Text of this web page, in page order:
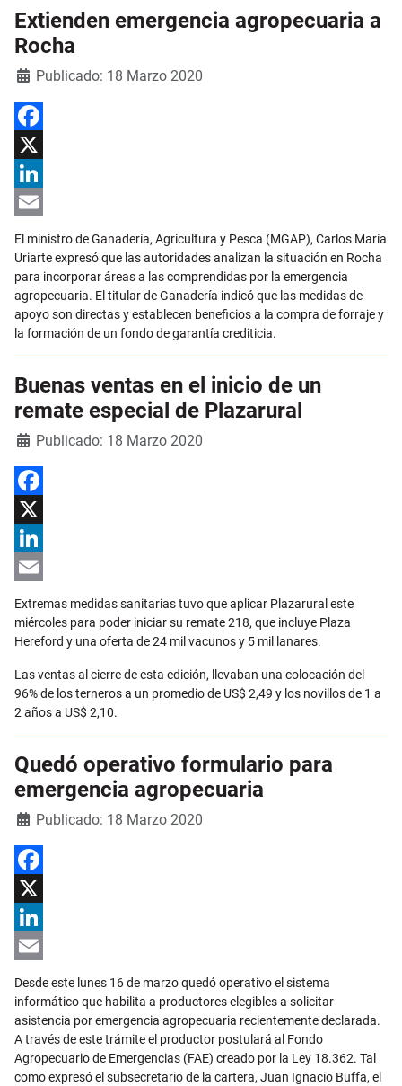
Extienden emergencia agropecuaria a
Rocha
DetallesPublicado: 18 Marzo 2020
Facebook
X
LinkedIn
Email
El ministro de Ganadería, Agricultura y Pesca (MGAP), Carlos María
Uriarte expresó que las autoridades analizan la situación en Rocha
para incorporar áreas a las comprendidas por la emergencia
agropecuaria. El titular de Ganadería indicó que las medidas de
apoyo son directas y establecen beneficios a la compra de forraje y
la formación de un fondo de garantía crediticia.
Buenas ventas en el inicio de un
remate especial de Plazarural
DetallesPublicado: 18 Marzo 2020
Facebook
X
LinkedIn
Extremas medidas sanitarias tuvo que aplicar Plazarural este
miércoles para poder iniciar su remate 218, que incluye Plaza
Hereford y una oferta de 24 mil vacunos y 5 mil lanares.
Las ventas al cierre de esta edición, llevaban una colocación del
96% de los terneros a un promedio de US$ 2,49 y los novillos de 1 a
2 años a US$ 2,10.
Quedó operativo formulario para
emergencia agropecuaria
DetallesPublicado: 18 Marzo 2020
Facebook
X
LinkedIn
Email
Desde este lunes 16 de marzo quedó operativo el sistema
informático que habilita a productores elegibles a solicitar
asistencia por emergencia agropecuaria recientemente declarada.
A través de este trámite el productor postulará al Fondo
Agropecuario de Emergencias (FAE) creado por la Ley 18.362. Tal
como expresó el subsecretario de la cartera, Juan Ignacio Buffa, el